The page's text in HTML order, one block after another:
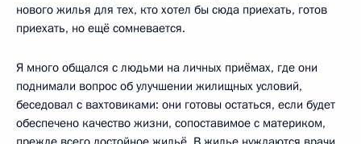
нового жилья для тех, кто хотел бы сюда приехать, готов
приехать, но ещё сомневается.
Я много общался с людьми на личных приёмах, где они
поднимали вопрос об улучшении жилищных условий,
беседовал с вахтовиками: они готовы остаться, если будет
обеспечено качество жизни, сопоставимое с материком,